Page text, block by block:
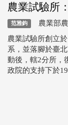
農業試驗所
范雅鈞 農業部農
農業試驗所創立
系，並落腳於臺
動後，轄2分所，
政院的支持下於